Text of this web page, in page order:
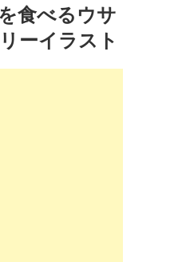
食べるウサ
ーイラスト